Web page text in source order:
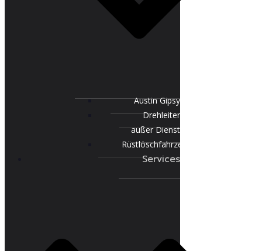
Austin Gipsy
Drehleiter
außer Dienst
Rüstlöschfahrzeug
Services